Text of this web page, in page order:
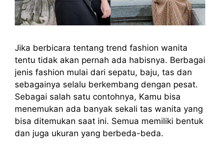
Jika berbicara tentang trend fashion wanita
tentu tidak akan pernah ada habisnya. Berbagai
jenis fashion mulai dari sepatu, baju, tas dan
sebagainya selalu berkembang dengan pesat.
Sebagai salah satu contohnya, Kamu bisa
menemukan ada banyak sekali tas wanita yang
bisa ditemukan saat ini. Semua memiliki bentuk
dan juga ukuran yang berbeda-beda.